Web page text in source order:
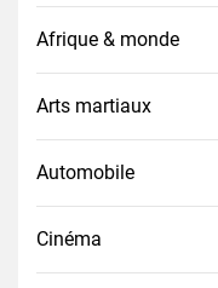
Afrique & monde
Arts martiaux
Automobile
Cinéma